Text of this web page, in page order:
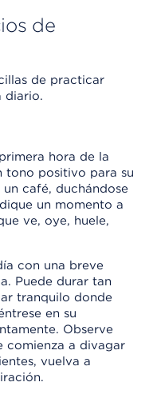
de
de practicar
diario.
hora de la
tono positivo para su
café, duchándose
un momento a
ve, oye, huele,
con una breve
Puede durar tan
tranquilo donde
en su
Observe
comienza a divagar
vuelva a